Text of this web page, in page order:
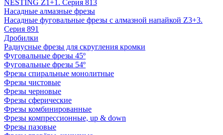
NESTING Z1+1. Серия 813
Насадные алмазные фрезы
Насадные фуговальные фрезы с алмазной напайкой Z3+3.
Серия 891
Дробилки
Радиусные фрезы для скругления кромки
Фуговальные фрезы 45º
Фуговальные фрезы 54º
Фрезы спиральные монолитные
Фрезы чистовые
Фрезы черновые
Фрезы сферические
Фрезы комбинированные
Фрезы компрессионные, up & down
Фрезы пазовые